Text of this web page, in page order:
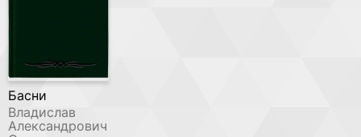
Басни
Владислав
Александрович